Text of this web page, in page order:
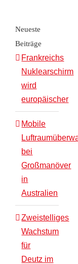
Neueste
Beiträge
Frankreichs
Nuklearschirm
wird
europäischer
Mobile
bei
Großmanöver
in
Australien
Zweistelliges
Wachstum
für
Deutz im